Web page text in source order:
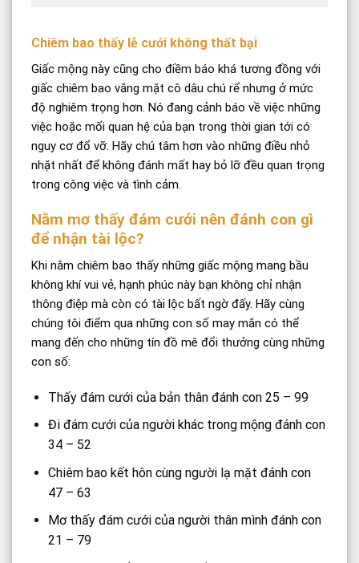
Chiêm bao thấy lễ cưới không thất bại
Giấc mộng này cũng cho điềm báo khá tương đồng với
giấc chiêm bao vắng mặt cô dâu chú rể nhưng ở mức
độ nghiêm trọng hơn. Nó đang cảnh báo về việc những
việc hoặc mối quan hệ của bạn trong thời gian tới có
nguy cơ đổ vỡ. Hãy chú tâm hơn vào những điều nhỏ
nhặt nhất để không đánh mất hay bỏ lỡ đều quan trọng
trong công việc và tình cảm.
Nằm mơ thấy đám cưới nên đánh con gì
để nhận tài lộc?
Khi nằm chiêm bao thấy những giấc mộng mang bầu
không khí vui vẻ, hạnh phúc này bạn không chỉ nhận
thông điệp mà còn có tài lộc bất ngờ đấy. Hãy cùng
chúng tôi điểm qua những con số may mắn có thể
mang đến cho những tín đồ mê đổi thưởng cùng những
con số:
Thấy đám cưới của bản thân đánh con 25 – 99
Đi đám cưới của người khác trong mộng đánh con
34 – 52
Chiêm bao kết hôn cùng người lạ mặt đánh con
47 – 63
Mơ thấy đám cưới của người thân mình đánh con
21 – 79